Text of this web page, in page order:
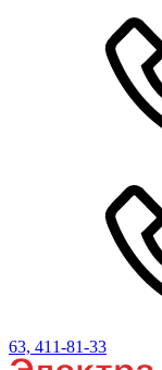
63, 411-81-33